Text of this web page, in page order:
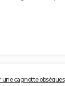
une cagnotte obsèques